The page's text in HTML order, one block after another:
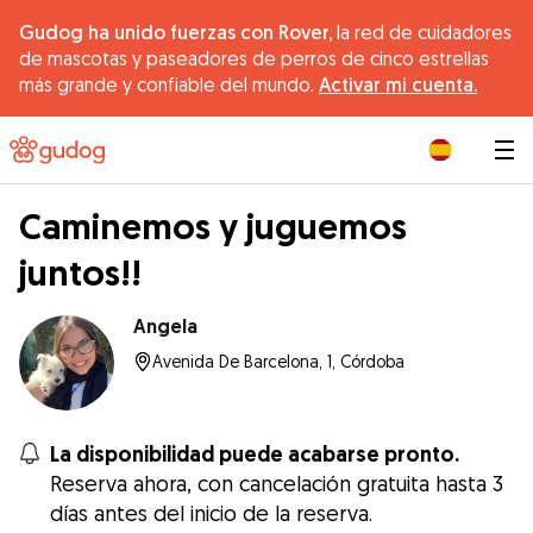
Gudog ha unido fuerzas con Rover, la red de cuidadores
de mascotas y paseadores de perros de cinco estrellas
más grande y confiable del mundo. Activar mi cuenta.
Caminemos y juguemos
juntos!!
Angela
Avenida De Barcelona, 1, Córdoba
La disponibilidad puede acabarse pronto.
Reserva ahora, con cancelación gratuita hasta 3
días antes del inicio de la reserva.